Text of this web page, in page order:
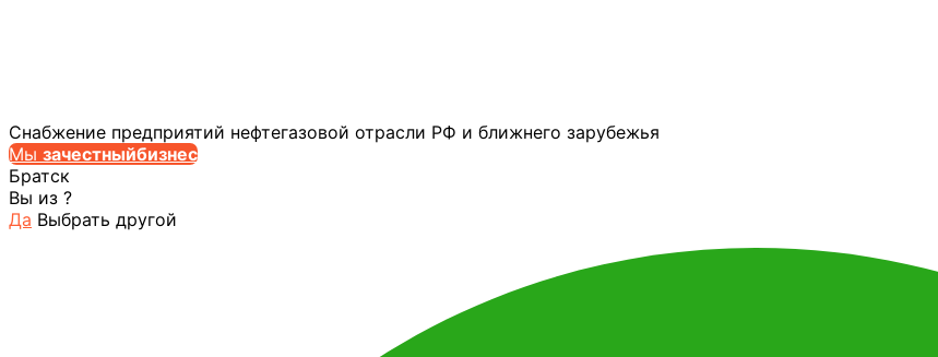
Снабжение предприятий нефтегазовой отрасли РФ и ближнего зарубежья
Мы зачестныйбизнес
Братск
Вы из ?
Да Выбрать другой